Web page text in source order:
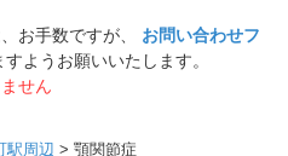
お手数ですが、 お問い合わせフ
ようお願いいたします。
せん
駅周辺 > 顎関節症